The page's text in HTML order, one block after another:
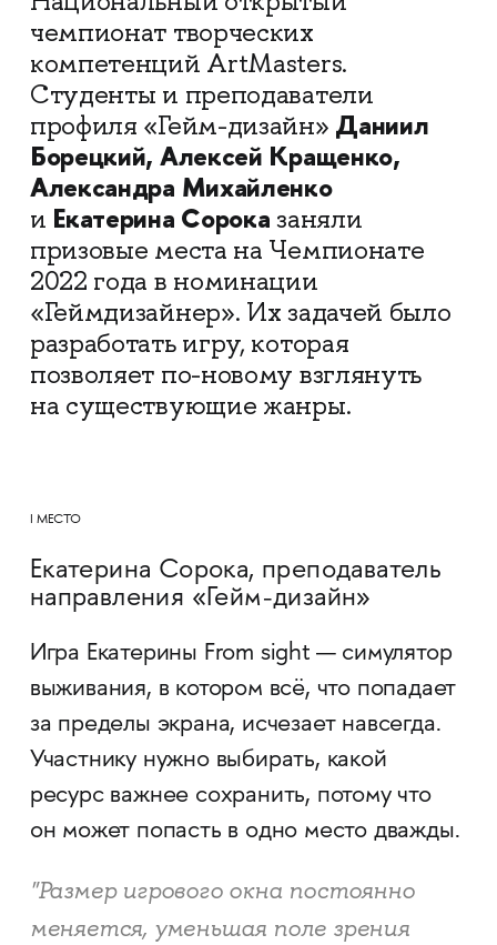
чемпионат творческих
компетенций ArtMasters.
Студенты и преподаватели
профиля «Гейм-дизайн» Даниил
Борецкий, Алексей Кращенко,
Александра Михайленко
и Екатерина Сорока заняли
призовые места на Чемпионате
2022 года в номинации
«Геймдизайнер». Их задачей было
разработать игру, которая
позволяет по-новому взглянуть
на существующие жанры.
I МЕСТО
Екатерина Сорока, преподаватель
направления «Гейм-дизайн»
Игра Екатерины From sight — симулятор
выживания, в котором всё, что попадает
за пределы экрана, исчезает навсегда.
Участнику нужно выбирать, какой
ресурс важнее сохранить, потому что
он может попасть в одно место дважды.
"Размер игрового окна постоянно
меняется, уменьшая поле зрения